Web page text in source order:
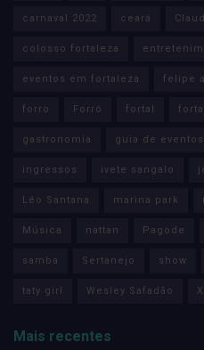
carnaval 2022 ceará
colosso fortaleza
eventos em fortaleza felipe
forro Forró fortal
gastronomia guia de eventos
ingressos ivete sangalo
Léo Santana marina park
Música nattan Pagode
samba Sertanejo show
taty girl Wesley Safadão
Mais recentes